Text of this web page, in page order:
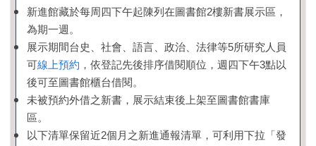
新進館藏於每周四下午起陳列在圖書館2樓新書展示區，
為期一週。
展示期間台史、社會、語言、政治、法律等5所研究人員
可線上預約 ，依登記先後排序借閱順位，週四下午3點以
後可至圖書館櫃台借閱。
未被預約外借之新書，展示結束後上架至圖書館書庫
區。
以下清單保留近2個月之新進通報清單，可利用下拉「發